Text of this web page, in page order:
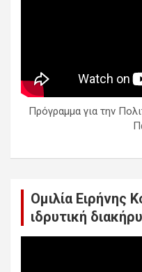
Πρόγραμμα για την
Ομιλία Ειρήνης
ιδρυτική